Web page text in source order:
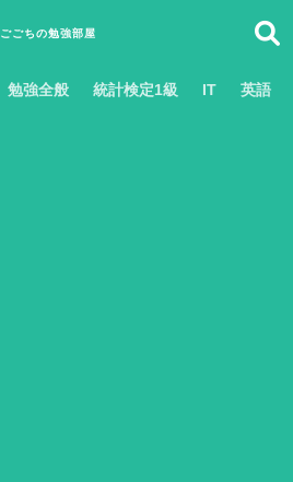
ごごちの勉強部屋
勉強全般 統計検定1級 IT 英語